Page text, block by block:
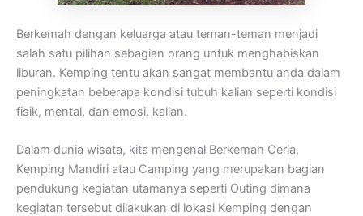
Berkemah dengan keluarga atau teman-teman menjadi
salah satu pilihan sebagian orang untuk menghabiskan
liburan. Kemping tentu akan sangat membantu anda dalam
peningkatan beberapa kondisi tubuh kalian seperti kondisi
fisik, mental, dan emosi. kalian.
Dalam dunia wisata, kita mengenal Berkemah Ceria,
Kemping Mandiri atau Camping yang merupakan bagian
pendukung kegiatan utamanya seperti Outing dimana
kegiatan tersebut dilakukan di lokasi Kemping dengan